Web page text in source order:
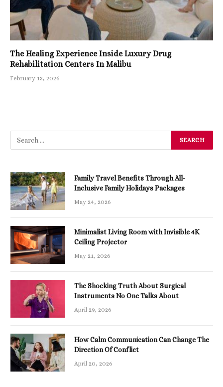
The Healing Experience Inside Luxury Drug
Rehabilitation Centers In Malibu
February 13, 2026
Family Travel Benefits Through All-
Inclusive Family Holidays Packages
May 24, 2026
Minimalist Living Room with Invisible 4K
Ceiling Projector
May 21, 2026
The Shocking Truth About Surgical
Instruments No One Talks About
April 29, 2026
How Calm Communication Can Change The
Direction Of Conflict
April 20, 2026